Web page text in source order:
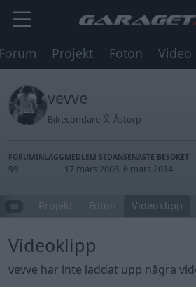
Projekt Foton Video
vevve
Bilrecondare Åstorp
FORUMINLÄGG
99
MEDLEM SEDAN
17 mars 2008
SENASTE BESÖKET
6 mars 2014
38 Projekt Foton Videoklipp
Videoklipp
vevve har inte laddat upp några